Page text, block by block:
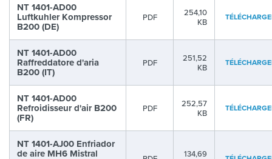
NT 1401-AD00
Luftkuhler Kompressor
B200 (DE)
PDF
254,10
KB
NT 1401-AD00
Raffreddatore d'aria
B200 (IT)
PDF
251,52
KB
NT 1401-AD00
Refroidisseur d'air B200
(FR)
PDF
252,57
KB
NT 1401-AJ00 Enfriador
de aire MH6 Mistral
134,69